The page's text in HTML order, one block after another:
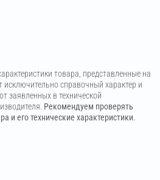
товара, представленные на
исключительно справочный характер и
заявленных в технической
Рекомендуем проверять
и его технические характеристики.